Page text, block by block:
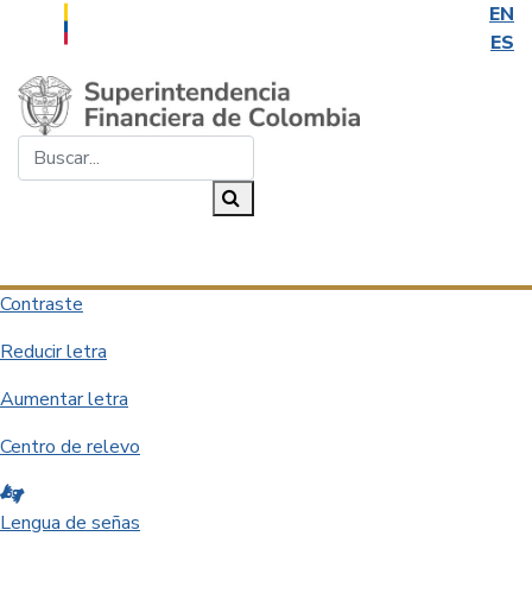
EN
ES
Saltar al contenido principal
Contraste
Reducir letra
Aumentar letra
Centro de relevo
Lengua de señas